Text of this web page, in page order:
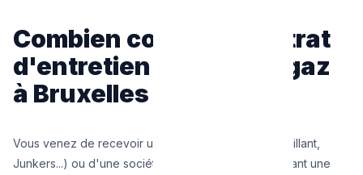
Combien coûte un contrat
d'entretien chaudière gaz
à Bruxelles ? (Tarifs)
Vous venez de recevoir un courrier du fabricant (Vaillant,
Junkers...) ou d'une société d'énergie vous proposant une